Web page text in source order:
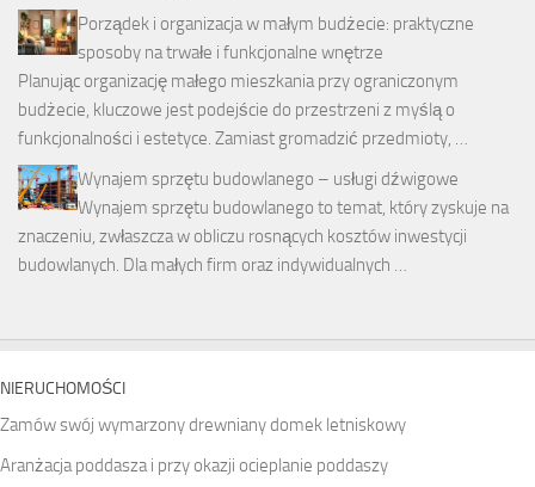
Porządek i organizacja w małym budżecie: praktyczne
sposoby na trwałe i funkcjonalne wnętrze
Planując organizację małego mieszkania przy ograniczonym
budżecie, kluczowe jest podejście do przestrzeni z myślą o
funkcjonalności i estetyce. Zamiast gromadzić przedmioty, …
Wynajem sprzętu budowlanego – usługi dźwigowe
Wynajem sprzętu budowlanego to temat, który zyskuje na
znaczeniu, zwłaszcza w obliczu rosnących kosztów inwestycji
budowlanych. Dla małych firm oraz indywidualnych …
NIERUCHOMOŚCI
Zamów swój wymarzony drewniany domek letniskowy
Aranżacja poddasza i przy okazji ocieplanie poddaszy